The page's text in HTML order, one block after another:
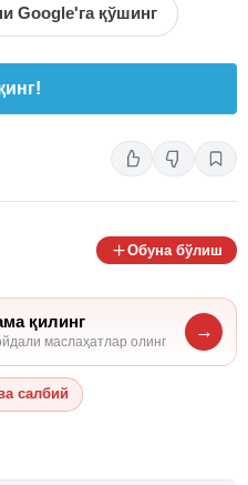
Google'га қўшинг
Обуна бўлиш
қилинг
маслаҳатлар олинг
→
салбий